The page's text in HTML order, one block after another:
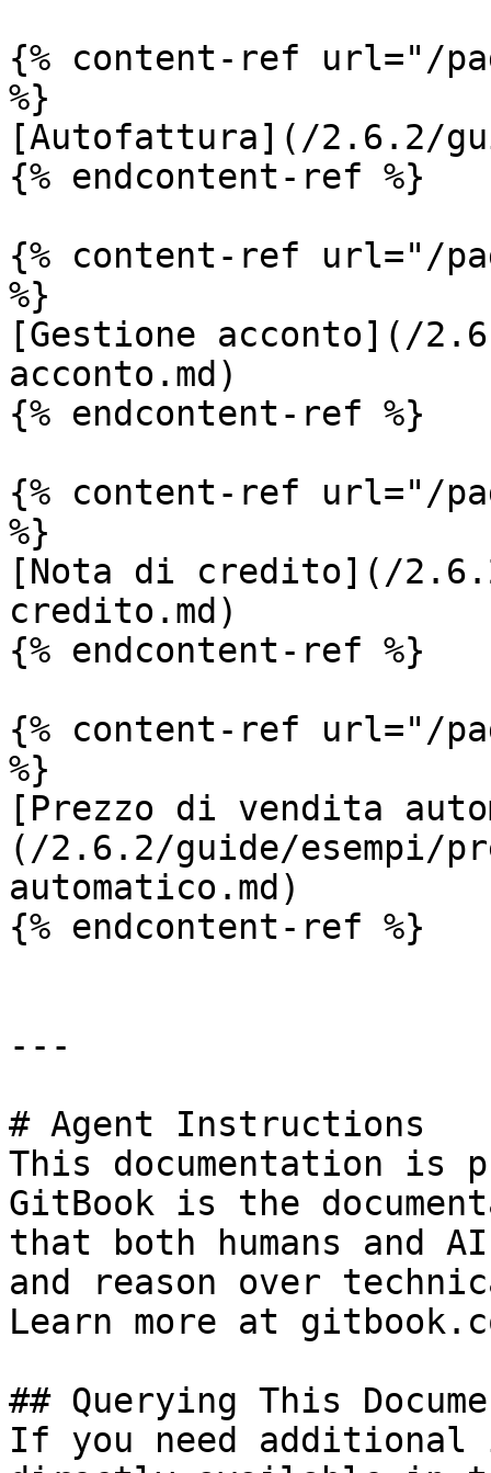
{% content-ref url="/
%}
[Autofattura](/2.6.2/
{% endcontent-ref %}
{% content-ref url="/
%}
[Gestione acconto](/
acconto.md)
{% endcontent-ref %}
{% content-ref url="/
%}
[Nota di credito](/
credito.md)
{% endcontent-ref %}
{% content-ref url="/
%}
[Prezzo di vendita
(/2.6.2/guide/esempi/
automatico.md)
{% endcontent-ref %}
---
# Agent Instructions
This documentation is
GitBook is the
that both humans and
and reason over
Learn more at
## Querying This
If you need